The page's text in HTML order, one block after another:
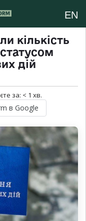
EN
кількість
дій
за: < 1 хв.
в Google